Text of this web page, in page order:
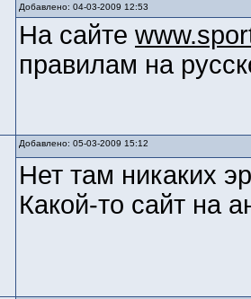
Добавлено: 04-03-2009 12:53
На сайте
правилам на
Добавлено: 05-03-2009 15:12
Нет там никаких
Какой-то сайт на